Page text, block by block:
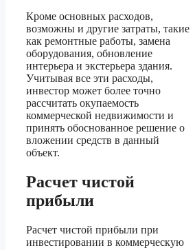
Кроме основных расходов,
возможны и другие затраты, такие
как ремонтные работы, замена
оборудования, обновление
интерьера и экстерьера здания.
Учитывая все эти расходы,
инвестор может более точно
рассчитать окупаемость
коммерческой недвижимости и
принять обоснованное решение о
вложении средств в данный
объект.
Расчет чистой
прибыли
Расчет чистой прибыли при
инвестировании в коммерческую